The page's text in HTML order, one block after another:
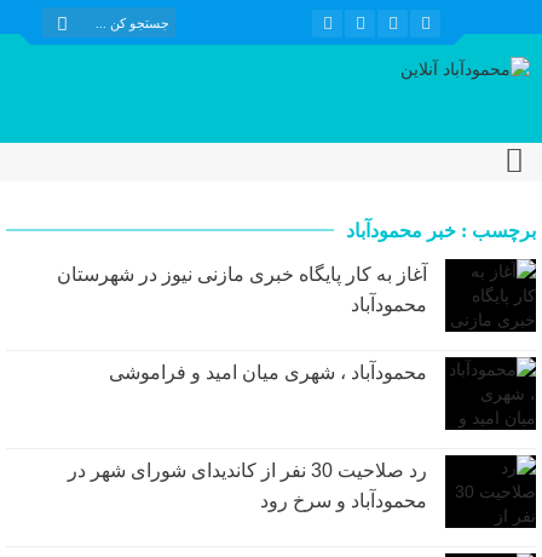
برچسب : خبر محمودآباد
آغاز به کار پایگاه خبری مازنی نیوز در شهرستان
محمودآباد
محمودآباد ، شهری میان امید و فراموشی
رد صلاحیت 30 نفر از کاندیدای شورای شهر در
محمودآباد و سرخ رود